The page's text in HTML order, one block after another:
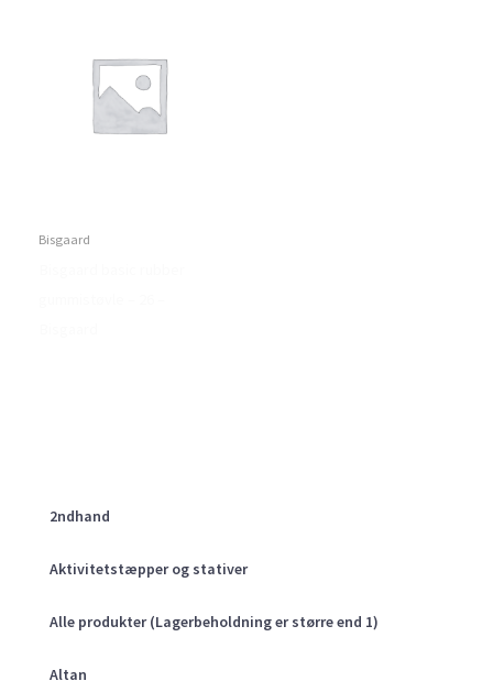
2ndhand
Aktivitetstæpper og stativer
Alle produkter (Lagerbeholdning er større end 1)
Altan
Bisgaard